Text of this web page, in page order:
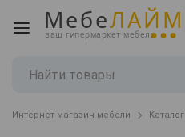
МебеЛАЙМ
ваш гипермаркет мебели
Интернет-магазин мебели Каталог